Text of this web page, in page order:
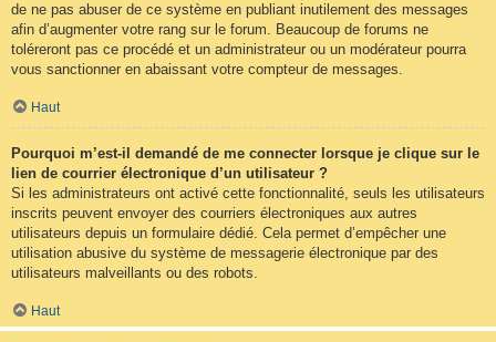
de ne pas abuser de ce système en publiant inutilement des messages
afin d’augmenter votre rang sur le forum. Beaucoup de forums ne
toléreront pas ce procédé et un administrateur ou un modérateur pourra
vous sanctionner en abaissant votre compteur de messages.
Haut
Pourquoi m’est-il demandé de me connecter lorsque je clique sur le
lien de courrier électronique d’un utilisateur ?
Si les administrateurs ont activé cette fonctionnalité, seuls les utilisateurs
inscrits peuvent envoyer des courriers électroniques aux autres
utilisateurs depuis un formulaire dédié. Cela permet d’empêcher une
utilisation abusive du système de messagerie électronique par des
utilisateurs malveillants ou des robots.
Haut